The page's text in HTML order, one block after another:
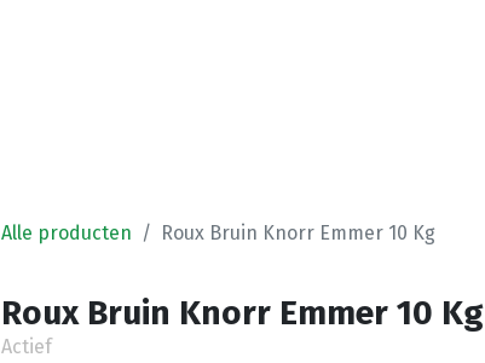
Alle producten Roux Bruin Knorr Emmer 10 Kg
Roux Bruin Knorr Emmer 10 Kg
Actief